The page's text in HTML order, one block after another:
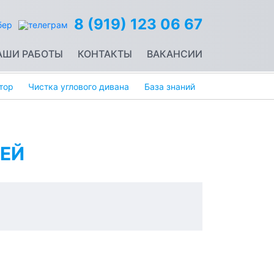
8 (919) 123 06 67
РАБОТЫ КОНТАКТЫ ВАКАНСИИ
Чистка углового дивана База знаний